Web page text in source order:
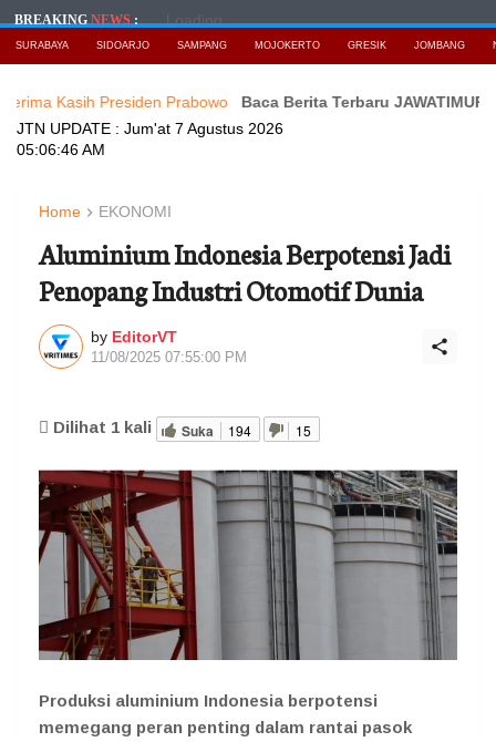
BREAKINGNEWS: Loading...
SURABAYA SIDOARJO SAMPANG MOJOKERTO GRESIK JOMBANG
Presiden Prabowo Baca Berita Terbaru JAWATIMURNEWS
JTN UPDATE : Jum'at 7 Agustus 2026
05:06:48 AM
Home EKONOMI
Aluminium Indonesia Berpotensi Jadi
Penopang Industri Otomotif Dunia
by EditorVT
11/08/2025 07:55:00 PM
Dilihat 1 kali Suka 194 15
Produksi aluminium Indonesia berpotensi
memegang peran penting dalam rantai pasok